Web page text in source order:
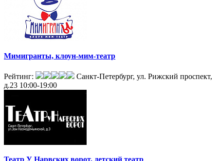
Мимигранты, клоун-мим-театр
Рейтинг:
Санкт-Петербург, ул. Рижский проспект,
д.23 10:00-19:00
Театр У Нарвских ворот, детский театр